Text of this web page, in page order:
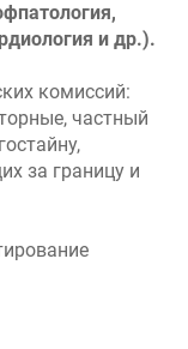
и др.).
комиссий:
частный
за границу и